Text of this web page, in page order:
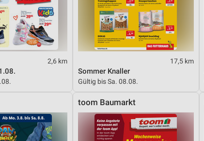
2,6 km 17,5 km
Sommer Knaller
Gültig bis Sa. 08.08.
toom Baumarkt